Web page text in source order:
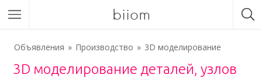
biiom
Объявления Производство 3D моделирование
3D моделирование деталей, узлов